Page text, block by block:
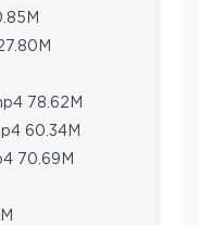
78.62M
60.34M
70.69M